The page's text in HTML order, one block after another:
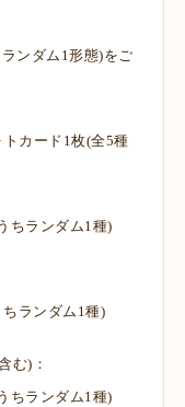
ンダム1形態)をご
カード1枚(全5種
ちランダム1種)
ランダム1種)
む)：
ちランダム1種)